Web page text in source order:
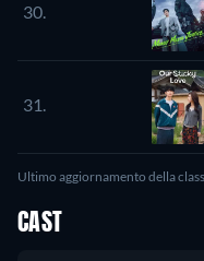
30.
31.
Ultimo aggiornamento della
CAST